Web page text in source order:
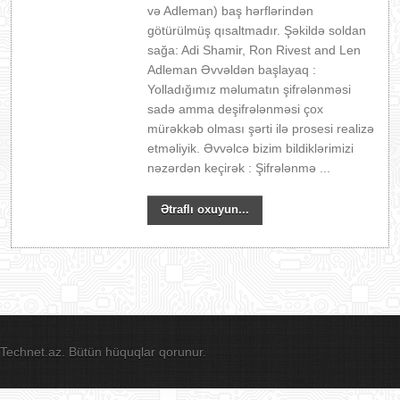
və Adleman) baş hərflərindən
götürülmüş qısaltmadır. Şəkildə soldan
sağa: Adi Shamir, Ron Rivest and Len
Adleman Əvvəldən başlayaq :
Yolladığımız məlumatın şifrələnməsi
sadə amma deşifrələnməsi çox
mürəkkəb olması şərti ilə prosesi realizə
etməliyik. Əvvəlcə bizim bildiklərimizi
nəzərdən keçirək : Şifrələnmə ...
Ətraflı oxuyun...
Technet.az. Bütün hüquqlar qorunur.